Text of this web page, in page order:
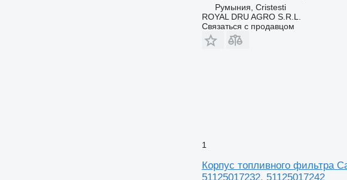
Румыния, Cristesti
ROYAL DRU AGRO S.R.L.
Связаться с продавцом
1
Корпус топливного фильтра
51125017232, 51125017242